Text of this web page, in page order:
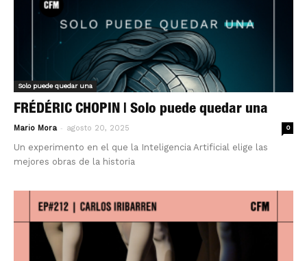
Solo puede quedar una
FRÉDÉRIC CHOPIN | Solo puede quedar una
Mario Mora - agosto 20, 2025 0
Un experimento en el que la Inteligencia Artificial elige las
mejores obras de la historia